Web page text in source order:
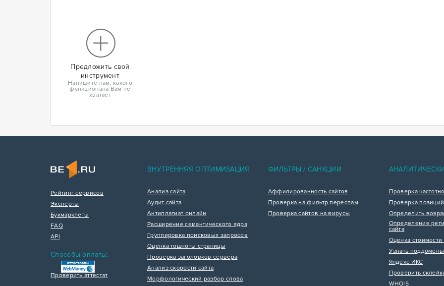
Предложить свой
инструмент
Напишите нам, какого
функционала Вам не
хватает
Рейтинг сервисов
Эксперты
Букмарклеты
FAQ
API
Способы оплаты:
Проверить аттестат
ВНУТРЕННЯЯ ОПТИМИЗАЦИЯ
Анализ сайта
Аудит сайта
Антиплагиат онлайн
Расширение семантического ядра
Группировка поисковых запросов
Оценка тошноты страницы
Проверка заголовков сервера
Анализ скорости сайта
Морфологический разбор слова
ФИЛЬТРЫ / САНКЦИИ
Аффилированность сайтов
Проверка на фильтр переспам
Проверка сайтов на вирусы
Проверка
Проверка
Определить
Определение
сайта
Оценка стоимости
Узнать поддомены
Яндекс ИКС
Проверить
WHOIS